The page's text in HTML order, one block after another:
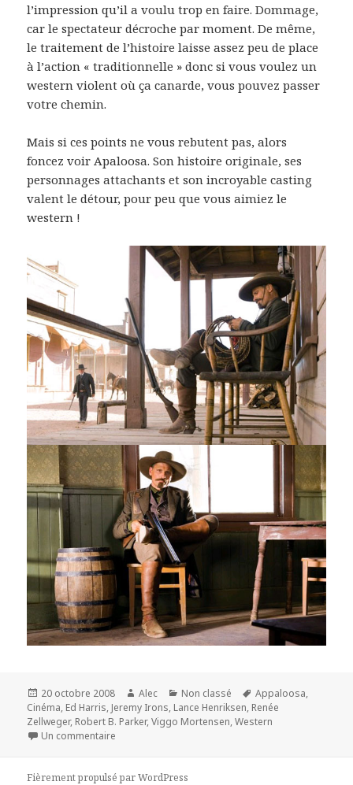
l’impression qu’il a voulu trop en faire. Dommage,
car le spectateur décroche par moment. De même,
le traitement de l’histoire laisse assez peu de place
à l’action « traditionnelle » donc si vous voulez un
western violent où ça canarde, vous pouvez passer
votre chemin.
Mais si ces points ne vous rebutent pas, alors
foncez voir Apaloosa. Son histoire originale, ses
personnages attachants et son incroyable casting
valent le détour, pour peu que vous aimiez le
western !
Publié
le
20 octobre 2008 Auteur
Alec Catégories
Non classé
Mots-
clés
Appaloosa,
Cinéma, Ed Harris, Jeremy Irons, Lance Henriksen, Renée
Zellweger, Robert B. Parker,Viggo Mortensen,Western
Un commentaire
Fièrement propulsé par WordPress